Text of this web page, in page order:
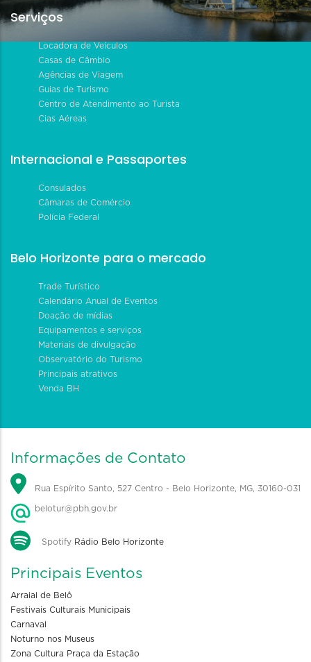
Serviços
Locadora de Veículos
Casas de Câmbio
Agências de Viagem
Guias de Turismo
Centro de Atendimento ao Turista
Cias Aéreas
Internacional e Passaportes
Consulados
Câmaras de Comércio
Polícia Federal
Belo Horizonte para o mercado
Trade Turístico
Calendário Anual de Eventos
Doação de mídias
Equipamentos e serviços
Materiais de divulgação
Observatório do Turismo
Principais atrativos
Venda BH
Informações de Contato
Rua Espírito Santo, 527 Centro - Belo Horizonte, MG, 30160-031
belotur@pbh.gov.br
Spotify Rádio Belo Horizonte
Principais Eventos
Arraial de Belô
Festivais Culturais Municipais
Carnaval
Noturno nos Museus
Zona Cultura Praça da Estação